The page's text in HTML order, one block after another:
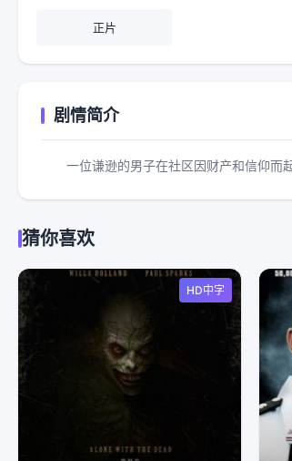
正片
剧情简介
一位谦逊的男子在社区因财产和信仰而
猜你喜欢
HD中字